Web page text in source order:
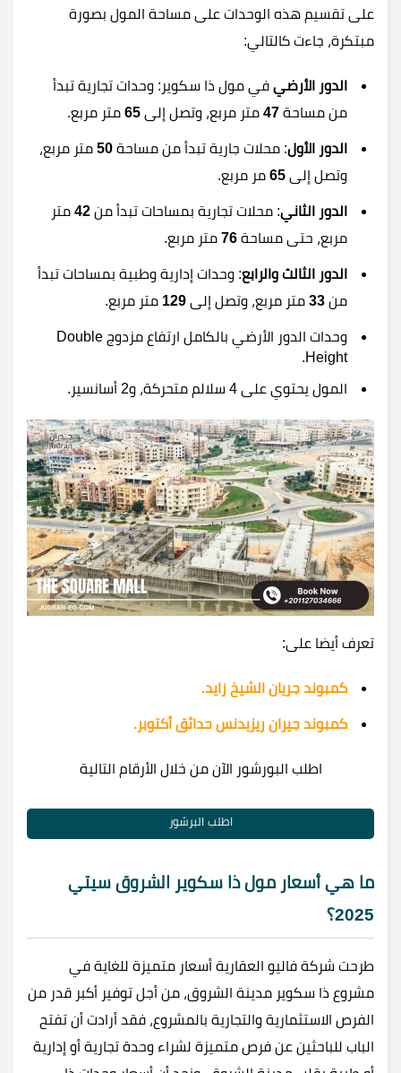
على تقسيم هذه الوحدات على مساحة المول بصورة
مبتكرة، جاءت كالتالي:
الدور الأرضي في مول ذا سكوير: وحدات تجارية تبدأ
من مساحة 47 متر مربع، وتصل إلى 65 متر مربع.
الدور الأول: محلات جارية تبدأ من مساحة 50 متر مربع،
وتصل إلى 65 مر مربع.
الدور الثاني: محلات تجارية بمساحات تبدأ من 42 متر
مربع، حتى مساحة 76 متر مربع.
الدور الثالث والرابع: وحدات إدارية وطبية بمساحات تبدأ
من 33 متر مربع، وتصل إلى 129 متر مربع.
وحدات الدور الأرضي بالكامل ارتفاع مزدوج Double
Height.
المول يحتوي على 4 سلالم متحركة، و2 أسانسير.
تعرف أيضا على:
كمبوند جريان الشيخ زايد.
كمبوند جيران ريزيدنس حدائق أكتوبر.
اطلب البورشور الآن من خلال الأرقام التالية
اطلب البرشور
ما هي أسعار مول ذا سكوير الشروق سيتي
2025؟
طرحت شركة فاليو العقارية أسعار متميزة للغاية في
مشروع ذا سكوير مدينة الشروق، من أجل توفير أكبر قدر من
الفرص الاستثمارية والتجارية بالمشروع، فقد أرادت أن تفتح
الباب للباحثين عن فرص متميزة لشراء وحدة تجارية أو إدارية